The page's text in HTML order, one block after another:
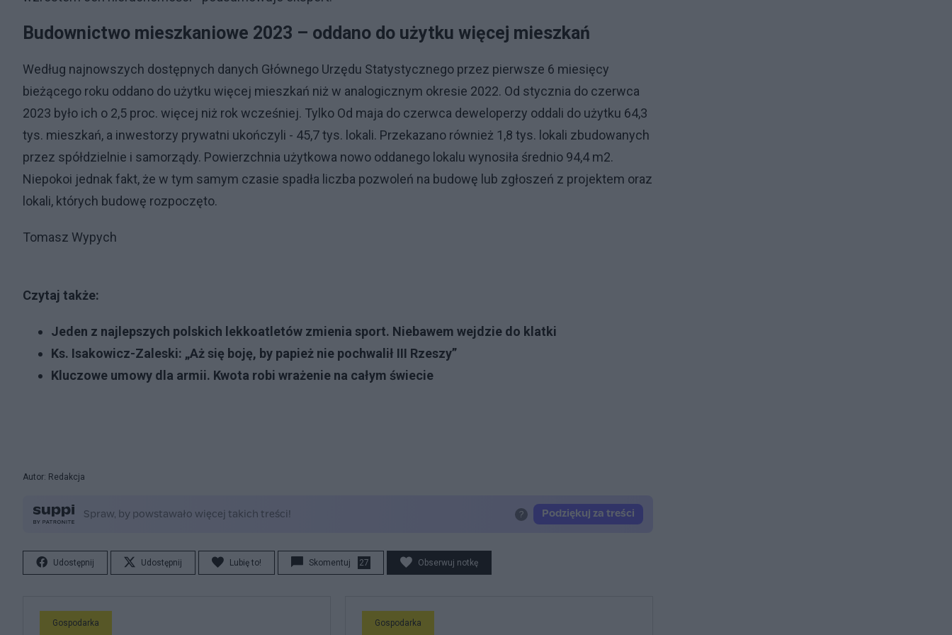
Budownictwo mieszkaniowe 2023 – oddano do użytku więcej mieszkań
Według najnowszych dostępnych danych Głównego Urzędu Statystycznego przez pierwsze 6 miesięcy
bieżącego roku oddano do użytku więcej mieszkań niż w analogicznym okresie 2022. Od stycznia do czerwca
2023 było ich o 2,5 proc. więcej niż rok wcześniej. Tylko Od maja do czerwca deweloperzy oddali do użytku 64,3
tys. mieszkań, a inwestorzy prywatni ukończyli - 45,7 tys. lokali. Przekazano również 1,8 tys. lokali zbudowanych
przez spółdzielnie i samorządy. Powierzchnia użytkowa nowo oddanego lokalu wynosiła średnio 94,4 m2.
Niepokoi jednak fakt, że w tym samym czasie spadła liczba pozwoleń na budowę lub zgłoszeń z projektem oraz
lokali, których budowę rozpoczęto.
Tomasz Wypych
Czytaj także:
Jeden z najlepszych polskich lekkoatletów zmienia sport. Niebawem wejdzie do klatki
Ks. Isakowicz-Zaleski: „Aż się boję, by papież nie pochwalił III Rzeszy”
Kluczowe umowy dla armii. Kwota robi wrażenie na całym świecie
Autor: Redakcja
Udostępnij Udostępnij Lubię to! Skomentuj 27 Obserwuj notkę
Gospodarka Gospodarka